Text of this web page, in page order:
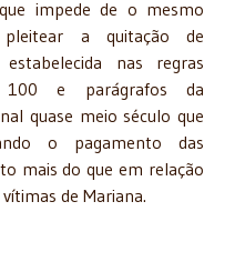
impede de o mesmo
pleitear a quitação de
nas regras
e parágrafos da
quase meio século que
o pagamento das
mais do que em relação
de Mariana.